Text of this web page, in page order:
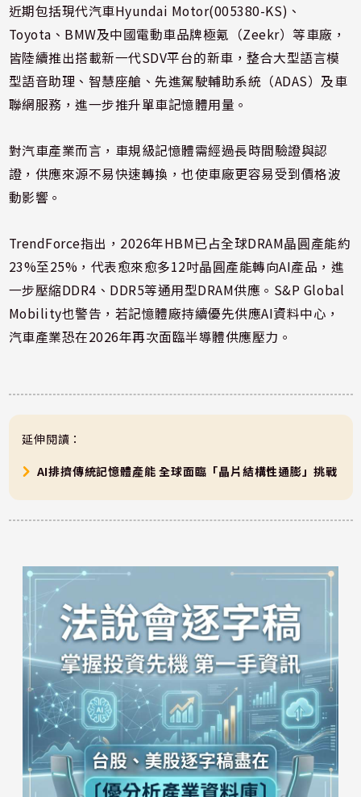
近期包括現代汽車Hyundai Motor(005380-KS)、
Toyota、BMW及中國電動車品牌極氪（Zeekr）等車廠，
皆陸續推出搭載新一代SDV平台的新車，整合大型語言模
型語音助理、智慧座艙、先進駕駛輔助系統（ADAS）及車
聯網服務，進一步推升單車記憶體用量。
對汽車產業而言，車規級記憶體需經過長時間驗證與認
證，供應來源不易快速轉換，也使車廠更容易受到價格波
動影響。
TrendForce指出，2026年HBM已占全球DRAM晶圓產能約
23%至25%，代表愈來愈多12吋晶圓產能轉向AI產品，進
一步壓縮DDR4、DDR5等通用型DRAM供應。S&P Global
Mobility也警告，若記憶體廠持續優先供應AI資料中心，
汽車產業恐在2026年再次面臨半導體供應壓力。
延伸閱讀：
AI排擠傳統記憶體產能 全球面臨「晶片結構性通膨」挑戰